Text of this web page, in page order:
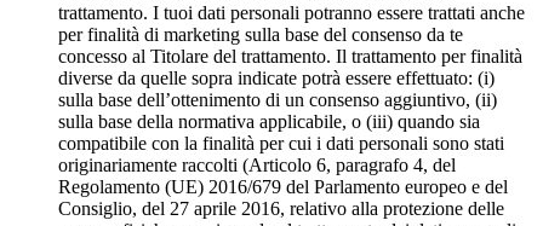
trattamento. I tuoi dati personali potranno essere trattati anche
per finalità di marketing sulla base del consenso da te
concesso al Titolare del trattamento. Il trattamento per finalità
diverse da quelle sopra indicate potrà essere effettuato: (i)
sulla base dell’ottenimento di un consenso aggiuntivo, (ii)
sulla base della normativa applicabile, o (iii) quando sia
compatibile con la finalità per cui i dati personali sono stati
originariamente raccolti (Articolo 6, paragrafo 4, del
Regolamento (UE) 2016/679 del Parlamento europeo e del
Consiglio, del 27 aprile 2016, relativo alla protezione delle